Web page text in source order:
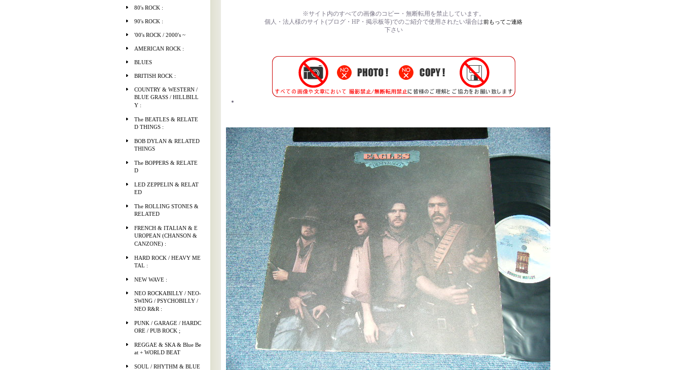
80's ROCK :
90's ROCK :
'00's ROCK / 2000's ~
AMERICAN ROCK :
BLUES
BRITISH ROCK :
COUNTRY & WESTERN /
BLUE GRASS / HILLBILL
Y :
The BEATLES & RELATE
D THINGS :
BOB DYLAN & RELATED
THINGS
The BOPPERS & RELATE
D
LED ZEPPELIN & RELAT
ED
The ROLLING STONES &
RELATED
FRENCH & ITALIAN & E
UROPEAN (CHANSON &
CANZONE) :
HARD ROCK / HEAVY ME
TAL :
NEW WAVE :
NEO ROCKABILLY / NEO-
SWING / PSYCHOBILLY /
NEO R&R :
PUNK / GARAGE / HARDC
ORE / PUB ROCK ;
REGGAE & SKA & Blue Be
at + WORLD BEAT
SOUL / RHYTHM & BLUE
※サイト内のすべての画像のコピー・無断転用を禁止しています。
個人・法人様のサイト(ブログ・HP・掲示板等)でのご紹介で使用されたい場合は前もってご連絡
下さい